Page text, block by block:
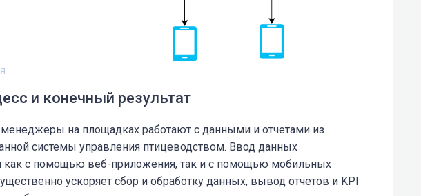
и конечный результат
на площадках работают с данными и отчетами из
системы управления птицеводством. Ввод данных
как с помощью веб-приложения, так и с помощью мобильных
ускоряет сбор и обработку данных, вывод отчетов и KPI